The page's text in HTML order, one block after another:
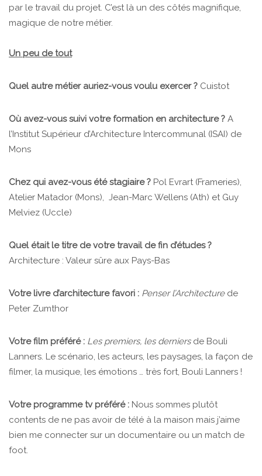
par le travail du projet. C’est là un des côtés magnifique,
magique de notre métier.
Un peu de tout
Quel autre métier auriez-vous voulu exercer ? Cuistot
Où avez-vous suivi votre formation en architecture ? A
l’Institut Supérieur d’Architecture Intercommunal (ISAI) de
Mons
Chez qui avez-vous été stagiaire ? Pol Evrart (Frameries),
Atelier Matador (Mons), Jean-Marc Wellens (Ath) et Guy
Melviez (Uccle)
Quel était le titre de votre travail de fin d’études ?
Architecture : Valeur sûre aux Pays-Bas
Votre livre d’architecture favori : Penser l’Architecturede
Peter Zumthor
Votre film préféré : Les premiers, les derniersde Bouli
Lanners. Le scénario, les acteurs, les paysages, la façon de
filmer, la musique, les émotions … très fort, Bouli Lanners !
Votre programme tv préféré : Nous sommes plutôt
contents de ne pas avoir de télé à la maison mais j’aime
bien me connecter sur un documentaire ou un match de
foot.